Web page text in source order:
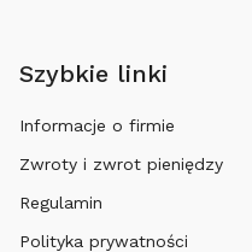
Szybkie linki
Informacje o firmie
Zwroty i zwrot pieniędzy
Regulamin
Polityka prywatności